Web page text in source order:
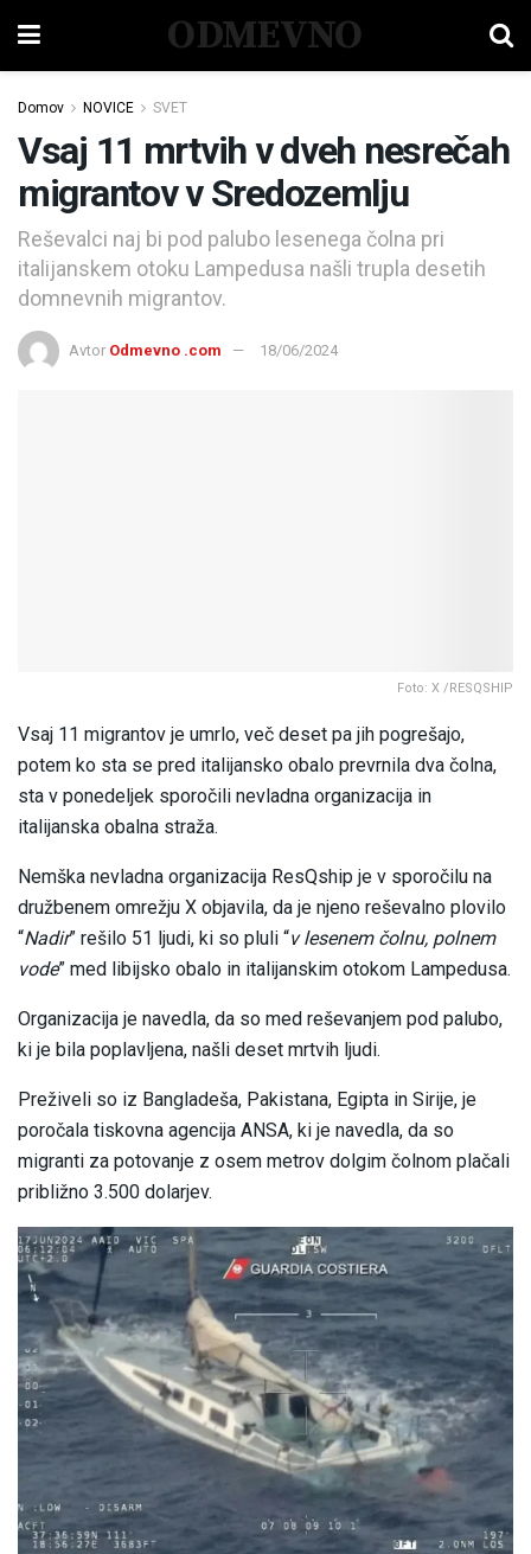
ODMEVNO
Domov NOVICE SVET
Vsaj 11 mrtvih v dveh nesrečah
migrantov v Sredozemlju
Reševalci naj bi pod palubo lesenega čolna pri
italijanskem otoku Lampedusa našli trupla desetih
domnevnih migrantov.
Avtor Odmevno .com 18/06/2024
Foto: X /RESQSHIP
Vsaj 11 migrantov je umrlo, več deset pa jih pogrešajo,
potem ko sta se pred italijansko obalo prevrnila dva čolna,
sta v ponedeljek sporočili nevladna organizacija in
italijanska obalna straža.
Nemška nevladna organizacija ResQship je v sporočilu na
družbenem omrežju X objavila, da je njeno reševalno plovilo
“Nadir” rešilo 51 ljudi, ki so pluli “v lesenem čolnu, polnem
vode” med libijsko obalo in italijanskim otokom Lampedusa.
Organizacija je navedla, da so med reševanjem pod palubo,
ki je bila poplavljena, našli deset mrtvih ljudi.
Preživeli so iz Bangladeša, Pakistana, Egipta in Sirije, je
poročala tiskovna agencija ANSA, ki je navedla, da so
migranti za potovanje z osem metrov dolgim čolnom plačali
približno 3.500 dolarjev.